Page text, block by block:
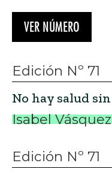
VER NÚMERO
Edición Nº 71
No hay salud
Isabel
Edición Nº 71